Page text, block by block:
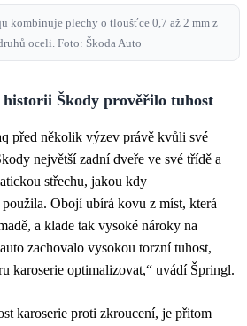
kombinuje plechy o tloušťce 0,7 až 2 mm z
oceli. Foto: Škoda Auto
Škody prověřilo tuhost
před několik výzev právě kvůli své
největší zadní dveře ve své třídě a
střechu, jakou kdy
Obojí ubírá kovu z míst, která
a klade tak vysoké nároky na
zachovalo vysokou torzní tuhost,
karoserie optimalizovat,“ uvádí Špringl.
karoserie proti zkroucení, je přitom